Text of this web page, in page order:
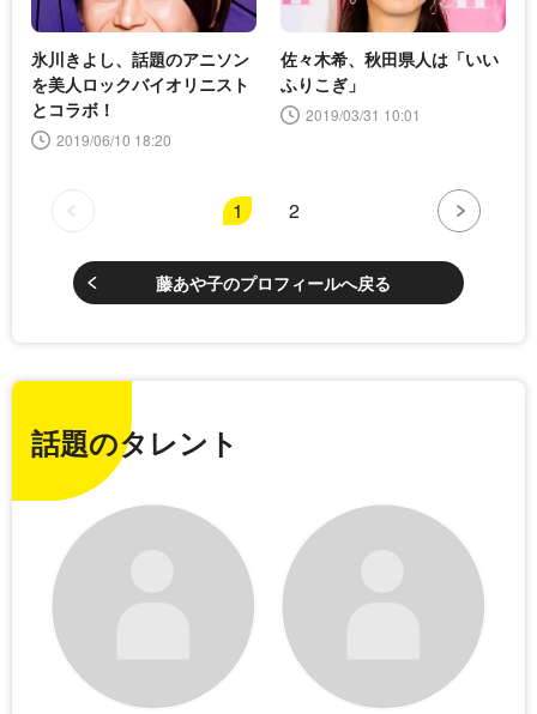
氷川きよし、話題のアニソン
を美人ロックバイオリニスト
とコラボ！
2019/06/10 18:20
佐々木希、秋田県人は「いい
ふりこぎ」
2019/03/31 10:01
1 2
藤あや子のプロフィールへ戻る
話題のタレント